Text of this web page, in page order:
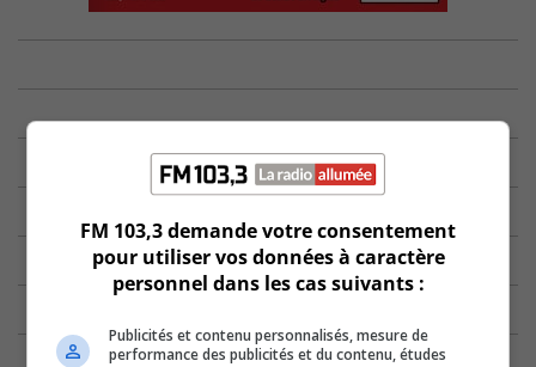
FM 103,3 demande votre consentement
pour utiliser vos données à caractère
personnel dans les cas suivants :
Publicités et contenu personnalisés, mesure de
performance des publicités et du contenu, études